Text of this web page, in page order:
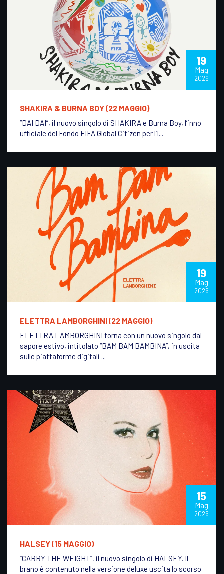
19
Mag
2026
SHAKIRA & BURNA BOY (22 MAGGIO)
“DAI DAI”, il nuovo singolo di SHAKIRA e Burna Boy, l’inno
ufficiale del Fondo FIFA Global Citizen per l’I...
19
Mag
2026
ELETTRA LAMBORGHINI (22 MAGGIO)
ELETTRA LAMBORGHINI torna con un nuovo singolo dal
sapore estivo, intitolato “BAM BAM BAMBINA”, in uscita
sulle piattaforme digitali ...
15
Mag
2026
HALSEY (15 MAGGIO)
“CARRY THE WEIGHT”, il nuovo singolo di HALSEY. Il
brano è contenuto nella versione deluxe uscita lo scorso